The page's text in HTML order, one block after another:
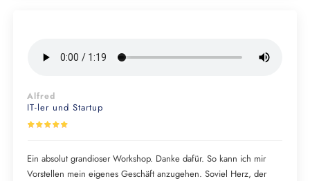
Alfred
IT-ler und Startup
Ein absolut grandioser Workshop. Danke dafür. So kann ich mir
Vorstellen mein eigenes Geschäft anzugehen. Soviel Herz, der